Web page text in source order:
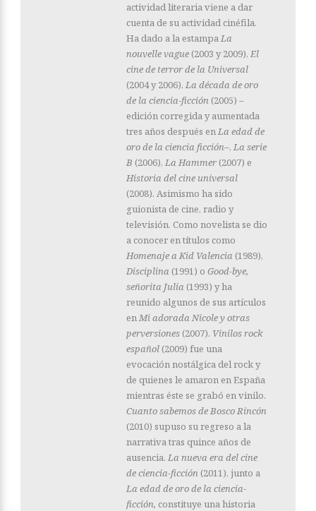
actividad literaria viene a dar
cuenta de su actividad cinéfila.
Ha dado a la estampaLa
nouvelle vague (2003 y 2009), El
cine de terror de la Universal
(2004 y 2006), La década de oro
de la ciencia-ficción (2005) –
edición corregida y aumentada
tres años después enLa edad de
oro de la ciencia ficción–, La serie
B (2006), La Hammer (2007) e
Historia del cine universal
(2008). Asimismo ha sido
guionista de cine, radio y
televisión. Como novelista se dio
a conocer en títulos como
Homenaje a Kid Valencia (1989),
Disciplina (1991) o Good-bye,
señorita Julia (1993) y ha
reunido algunos de sus artículos
enMi adorada Nicole y otras
perversiones (2007). Vinilos rock
español (2009) fue una
evocación nostálgica del rock y
de quienes le amaron en España
mientras éste se grabó en vinilo.
Cuanto sabemos de Bosco Rincón
(2010) supuso su regreso a la
narrativa tras quince años de
ausencia. La nueva era del cine
de ciencia-ficción (2011), junto a
La edad de oro de la ciencia-
ficción, constituye una historia